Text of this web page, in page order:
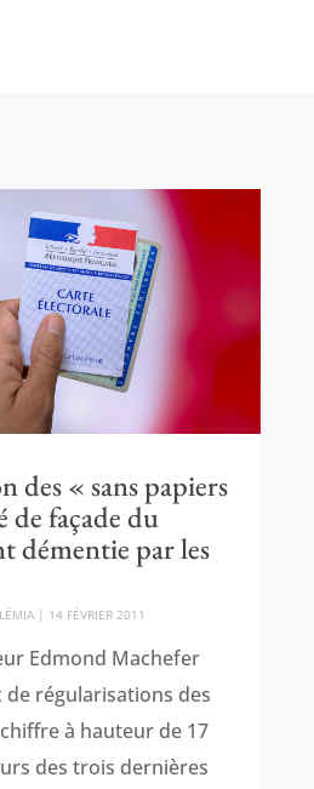
des « sans papiers
de façade du
démentie par les
| 14 FÉVRIER 2011
Edmond Machefer
de régularisations des
à hauteur de 17
des trois dernières